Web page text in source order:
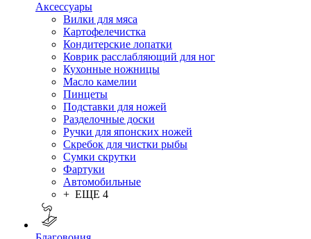
Аксессуары
Вилки для мяса
Картофелечистка
Кондитерские лопатки
Коврик расслабляющий для ног
Кухонные ножницы
Масло камелии
Пинцеты
Подставки для ножей
Разделочные доски
Ручки для японских ножей
Скребок для чистки рыбы
Сумки скрутки
Фартуки
Автомобильные
+ ЕЩЕ 4